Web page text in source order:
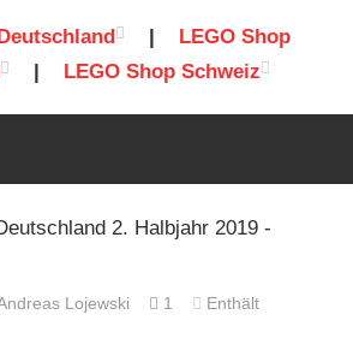
| LEGO Shop
| LEGO Shop Schweiz
Lojewski 1
Enthält